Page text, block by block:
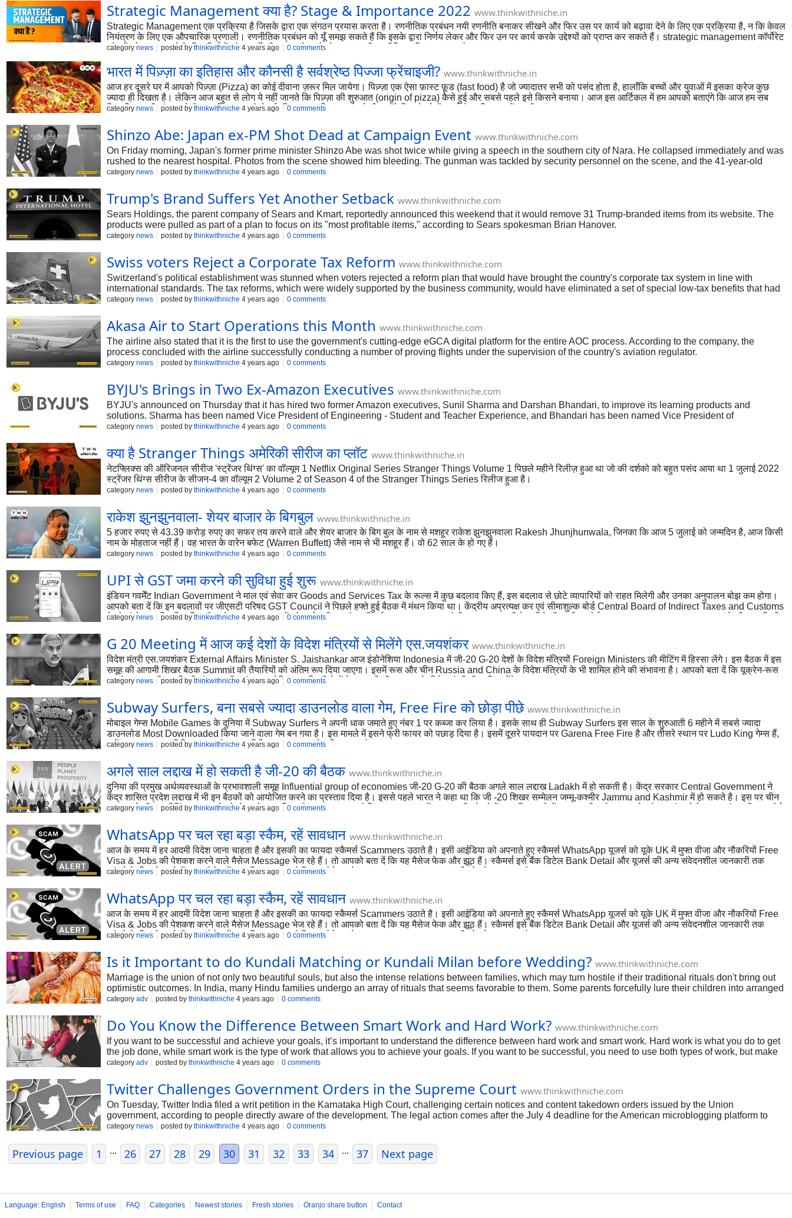
Strategic Management क्या है? Stage & Importance 2022 www.thinkwithniche.in
Strategic Management एक प्रक्रिया है जिसके द्वारा एक संगठन प्रयास करता है। रणनीतिक प्रबंधन नयी रणनीति बनाकर सीखने और फिर उस पर कार्य को बढ़ावा देने के लिए एक प्रक्रिया है, न कि केवल
नियंत्रण के लिए एक औपचारिक प्रणाली। रणनीतिक प्रबंधन को यूँ समझ सकते हैं कि इसके द्वारा निर्णय लेकर और फिर उन पर कार्य करके उद्देश्यों को प्राप्त कर सकते हैं। strategic management कॉर्पोरेट
उद्देश्यों को प्राप्त करने के लिए निर्णयों और कार्यों की एक रूपरेखा है जो एक प्रभावी रणनीति का विकास करता है।
category news posted by thinkwithniche 4 years ago 0 comments
भारत में पिज़्ज़ा का इतिहास और कौनसी है सर्वश्रेष्ठ पिज्जा फ्रेंचाइजी? www.thinkwithniche.in
आज हर दूसरे घर में आपको पिज़्ज़ा (Pizza) का कोई दीवाना ज़रूर मिल जायेगा। पिज़्ज़ा एक ऐसा फ़ास्ट फ़ूड (fast food) है जो ज्यादातर सभी को पसंद होता है, हालाँकि बच्चों और युवाओं में इसका क्रेज कुछ
ज्यादा ही दिखता है। लेकिन आज बहुत से लोग ये नहीं जानते कि पिज़्ज़ा की शुरुआत (origin of pizza) कैसे हुई और सबसे पहले इसे किसने बनाया। आज इस आर्टिकल में हम आपको बताएंगे कि आज हम सब
जिस पिज़्ज़ा की मांग करते हैं, उसकी शुरुआत कैसे हुई (पिज़्ज़ा का इतिहास) और ये भी जानेंगे कि कौनसे हैं सबसे बेस्ट पिज़्ज़ा फ्रेंचाइजी (best franchise of pizza)।
category news posted by thinkwithniche 4 years ago 0 comments
Shinzo Abe: Japan ex-PM Shot Dead at Campaign Event www.thinkwithniche.com
On Friday morning, Japan's former prime minister Shinzo Abe was shot twice while giving a speech in the southern city of Nara. He collapsed immediately and was
rushed to the nearest hospital. Photos from the scene showed him bleeding. The gunman was tackled by security personnel on the scene, and the 41-year-old
suspect is now in police custody.
category news posted by thinkwithniche 4 years ago 0 comments
Trump's Brand Suffers Yet Another Setback www.thinkwithniche.com
Sears Holdings, the parent company of Sears and Kmart, reportedly announced this weekend that it would remove 31 Trump-branded items from its website. The
products were pulled as part of a plan to focus on its "most profitable items," according to Sears spokesman Brian Hanover.
category news posted by thinkwithniche 4 years ago 0 comments
Swiss voters Reject a Corporate Tax Reform www.thinkwithniche.com
Switzerland's political establishment was stunned when voters rejected a reform plan that would have brought the country's corporate tax system in line with
international standards. The tax reforms, which were widely supported by the business community, would have eliminated a set of special low-tax benefits that had
enticed many multinational corporations to establish themselves in Switzerland.
category news posted by thinkwithniche 4 years ago 0 comments
Akasa Air to Start Operations this Month www.thinkwithniche.com
The airline also stated that it is the first to use the government's cutting-edge eGCA digital platform for the entire AOC process. According to the company, the
process concluded with the airline successfully conducting a number of proving flights under the supervision of the country's aviation regulator.
category news posted by thinkwithniche 4 years ago 0 comments
BYJU's Brings in Two Ex-Amazon Executives www.thinkwithniche.com
BYJU's announced on Thursday that it has hired two former Amazon executives, Sunil Sharma and Darshan Bhandari, to improve its learning products and
solutions. Sharma has been named Vice President of Engineering - Student and Teacher Experience, and Bhandari has been named Vice President of
Engineering - BYJU's Tuition Centre and Devices.
category news posted by thinkwithniche 4 years ago 0 comments
क्‍या है Stranger Things अमेरिकी सीरीज का प्‍लॉट www.thinkwithniche.in
नेटफ्ल‍िक्‍स की ऑरिजनल सीरीज 'स्‍ट्रेंजर थ‍िंग्‍स' का वॉल्यूम 1 Netflix Original Series Stranger Things Volume 1 पिछले महीने रिलीज़ हुआ था जो की दर्शको को बहुत पसंद आया था 1 जुलाई 2022
स्‍ट्रेंजर थ‍िंग्‍स सीरीज के सीजन-4 का वॉल्यूम 2 Volume 2 of Season 4 of the Stranger Things Series रिलीज हुआ है।
category news posted by thinkwithniche 4 years ago 0 comments
राकेश झुनझुनवाला- शेयर बाजार के बिगबुल www.thinkwithniche.in
5 हजार रुपए से 43.39 करोड़ रुपए का सफर तय करने वाले और शेयर बाजार के बिग बुल के नाम से मशहूर राकेश झुनझुनवाला Rakesh Jhunjhunwala, जिनका कि आज 5 जुलाई को जन्मदिन है, आज किसी
नाम के मोहताज नहीं हैं। वह भारत के वारेन बफेट (Warren Buffett) जैसे नाम से भी मशहूर हैं। वो 62 साल के हो गए हैं।
category news posted by thinkwithniche 4 years ago 0 comments
UPI से GST जमा करने की सुविधा हुई शुरू www.thinkwithniche.in
इंडियन गवर्मेंट Indian Government ने माल एवं सेवा कर Goods and Services Tax के रूल्स में कुछ बदलाव किए हैं, इस बदलाव से छोटे व्यापारियों को राहत मिलेगी और उनका अनुपालन बोझ कम होगा।
आपको बता दें कि इन बदलावों पर जीएसटी परिषद GST Council ने पिछले हफ्ते हुई बैठक में मंथन किया था। केंद्रीय अप्रत्यक्ष कर एवं सीमाशुल्क बोर्ड Central Board of Indirect Taxes and Customs
ने जो संशोधन अधिसूचित किए हैं उनके अनुसार व्यवसायों को आईएमपीएस और यूपीआई IMPS and UPI जैसी भुगतान प्रणाली के जरिये जीएसटीएन पोर्टल GSTN Portal पर कर भुगतान करने की अनुमति दी
category news posted by thinkwithniche 4 years ago 0 comments
G 20 Meeting में आज कई देशों के विदेश मंत्रियों से मिलेंगे एस.जयशंकर www.thinkwithniche.in
विदेश मंत्री एस.जयशंकर External Affairs Minister S. Jaishankar आज इंडोनेशिया Indonesia में जी-20 G-20 देशों के विदेश मंत्रियों Foreign Ministers की मीटिंग में हिस्सा लेंगे। इस बैठक में इस
समूह की आगामी शिखर बैठक Summit की तैयारियों को अंतिम रूप दिया जाएगा। इसमें रूस और चीन Russia and China के विदेश मंत्रियों के भी शामिल होने की संभावना है। आपको बता दें कि यूक्रेन-रूस
युद्ध के बाद पहली बार किसी अंतरराष्ट्रीय मंच पर अमेरिका व पश्चिमी देशों के साथ ही चीन व रूस के विदेश मंत्री भी शामिल होंगे।
category news posted by thinkwithniche 4 years ago 0 comments
Subway Surfers, बना सबसे ज्यादा डाउनलोड वाला गेम, Free Fire को छोड़ा पीछे www.thinkwithniche.in
मोबाइल गेम्स Mobile Games के दुनिया में Subway Surfers ने अपनी धाक जमाते हुए नंबर 1 पर कब्जा कर लिया है। इसके साथ ही Subway Surfers इस साल के शुरुआती 6 महीने में सबसे ज्यादा
डाउनलोड Most Downloaded किया जाने वाला गेम बन गया है। इस मामले में इसने फ्री फायर को पछाड़ दिया है। इसमें दूसरे पायदान पर Garena Free Fire है और तीसरे स्थान पर Ludo King गेम्स हैं,
इन्हें क्रमश: 147.2 मिलियन बार और 87.7 मिलियन बार डाउनलोड किया गया है।
category news posted by thinkwithniche 4 years ago 0 comments
अगले साल लद्दाख में हो सकती है जी-20 की बैठक www.thinkwithniche.in
दुनिया की प्रमुख अर्थव्यवस्थाओं के प्रभावशाली समूह Influential group of economies जी-20 G-20 की बैठक अगले साल लद्दाख Ladakh में हो सकती है। केंद्र सरकार Central Government ने
केंद्र शासित प्रदेश लद्दाख में भी इन बैठकों को आयोजित करने का प्रस्ताव दिया है। इससे पहले भारत ने कहा था कि जी -20 शिखर सम्मेलन जम्मू-कश्मीर Jammu and Kashmir में हो सकते है। इस पर चीन
China ने जी-20 मीटिंग कराए जाने को लेकर ऐतराज किया है। खास बात यह है कि अगस्त 2019 में जम्मू-कश्मीर के दो केंद्रशासित प्रदेशों जम्मू-कश्मीर और लद्दाख के तौर पर बंटवारे के बाद यहां पहली बार कोई
category news posted by thinkwithniche 4 years ago 0 comments
WhatsApp पर चल रहा बड़ा स्कैम, रहें सावधान www.thinkwithniche.in
आज के समय में हर आदमी विदेश जाना चाहता है और इसकी का फायदा स्कैमर्स Scammers उठाते है। इसी आईडिया को अपनाते हुए स्कैमर्स WhatsApp यूजर्स को यूके UK में मुफ्त वीजा और नौकरियों Free
Visa & Jobs की पेशकश करने वाले मैसेज Message भेज रहे हैं। तो आपको बता दें कि यह मैसेज फेक और झूठ हैं। स्कैमर्स इसे बैंक डिटेल Bank Detail और यूजर्स की अन्य संवेदनशील जानकारी तक
पहुंचने के लिए भेज रहे हैं। इस मैसेज में दावा किया जा रहा है कि यह मैसेज यूके सरकार UK Government की ओर भेजा जा रहा है।
category news posted by thinkwithniche 4 years ago 0 comments
WhatsApp पर चल रहा बड़ा स्कैम, रहें सावधान www.thinkwithniche.in
आज के समय में हर आदमी विदेश जाना चाहता है और इसकी का फायदा स्कैमर्स Scammers उठाते है। इसी आईडिया को अपनाते हुए स्कैमर्स WhatsApp यूजर्स को यूके UK में मुफ्त वीजा और नौकरियों Free
Visa & Jobs की पेशकश करने वाले मैसेज Message भेज रहे हैं। तो आपको बता दें कि यह मैसेज फेक और झूठ हैं। स्कैमर्स इसे बैंक डिटेल Bank Detail और यूजर्स की अन्य संवेदनशील जानकारी तक
पहुंचने के लिए भेज रहे हैं। इस मैसेज में दावा किया जा रहा है कि यह मैसेज यूके सरकार UK Government की ओर भेजा जा रहा है।
category news posted by thinkwithniche 4 years ago 0 comments
Is it Important to do Kundali Matching or Kundali Milan before Wedding? www.thinkwithniche.com
Marriage is the union of not only two beautiful souls, but also the intense relations between families, which may turn hostile if their traditional rituals don't bring out
optimistic outcomes. In India, many Hindu families undergo an array of rituals that seems favorable to them. Some parents forcefully lure their children into arranged
marriages. Hence, this not only causes major mishaps between the married couples later but also destroys the lives of their children. There are so many reasons
category adv posted by thinkwithniche 4 years ago 0 comments
Do You Know the Difference Between Smart Work and Hard Work? www.thinkwithniche.com
If you want to be successful and achieve your goals, it’s important to understand the difference between hard work and smart work. Hard work is what you do to get
the job done, while smart work is the type of work that allows you to achieve your goals. If you want to be successful, you need to use both types of work, but make
sure you choose the right one for your goals.
category adv posted by thinkwithniche 4 years ago 0 comments
Twitter Challenges Government Orders in the Supreme Court www.thinkwithniche.com
On Tuesday, Twitter India filed a writ petition in the Karnataka High Court, challenging certain notices and content takedown orders issued by the Union
government, according to people directly aware of the development. The legal action comes after the July 4 deadline for the American microblogging platform to
comply with directives issued by the ministry of electronics and information technology expired (MeitY).
category news posted by thinkwithniche 4 years ago 0 comments
Previous page 1 ... 26 27 28 29 30 31 32 33 34 ... 37 Next page
Language: English Terms of use FAQ Categories Newest stories Fresh stories Oranjo share button
Contact